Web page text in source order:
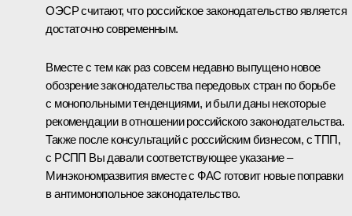
ОЭСР считают, что российское законодательство является
достаточно современным.
Вместе с тем как раз совсем недавно выпущено новое
обозрение законодательства передовых стран по борьбе
с монопольными тенденциями, и были даны некоторые
рекомендации в отношении российского законодательства.
Также после консультаций с российским бизнесом, с ТПП,
с РСПП Вы давали соответствующее указание –
Минэкономразвития вместе с ФАС готовит новые поправки
в антимонопольное законодательство.